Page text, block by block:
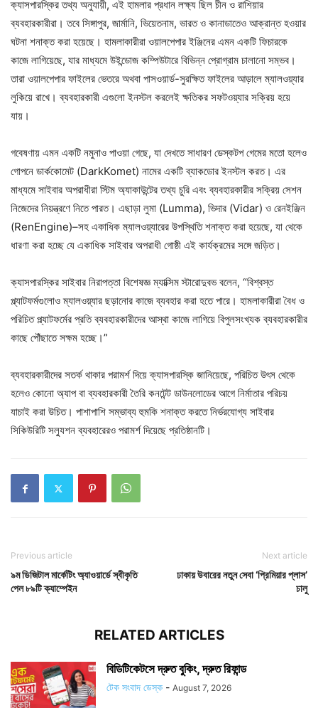
ক্যাসপারস্কির তথ্য অনুযায়ী, এই হামলার প্রধান লক্ষ্য ছিল চীন ও রাশিয়ার
ব্যবহারকারীরা। তবে সিঙ্গাপুর, জার্মানি, ভিয়েতনাম, ভারত ও কানাডাতেও আক্রান্ত হওয়ার
ঘটনা শনাক্ত করা হয়েছে। হামলাকারীরা ওয়ালপেপার ইঞ্জিনের এমন একটি ফিচারকে
কাজে লাগিয়েছে, যার মাধ্যমে উইন্ডোজ কম্পিউটারে বিভিন্ন প্রোগ্রাম চালানো সম্ভব।
তারা ওয়ালপেপার ফাইলের ভেতরে অথবা পাসওয়ার্ড-সুরক্ষিত ফাইলের আড়ালে ম্যালওয়্যার
লুকিয়ে রাখে। ব্যবহারকারী এগুলো ইনস্টল করলেই ক্ষতিকর সফটওয়্যার সক্রিয় হয়ে
যায়।
গবেষণায় এমন একটি নমুনাও পাওয়া গেছে, যা দেখতে সাধারণ ডেস্কটপ গেমের মতো হলেও
গোপনে ডার্ককোমেট (DarkKomet) নামের একটি ব্যাকডোর ইনস্টল করত। এর
মাধ্যমে সাইবার অপরাধীরা স্টিম অ্যাকাউন্টের তথ্য চুরি এবং ব্যবহারকারীর সক্রিয় সেশন
নিজেদের নিয়ন্ত্রণে নিতে পারত। এছাড়া লুমা (Lumma), ভিদার (Vidar) ও রেনইঞ্জিন
(RenEngine)–সহ একাধিক ম্যালওয়্যারের উপস্থিতি শনাক্ত করা হয়েছে, যা থেকে
ধারণা করা হচ্ছে যে একাধিক সাইবার অপরাধী গোষ্ঠী এই কার্যক্রমের সঙ্গে জড়িত।
ক্যাসপারস্কির সাইবার নিরাপত্তা বিশেষজ্ঞ ম্যাক্সিম স্টারোদুবভ বলেন, “বিশ্বস্ত
প্ল্যাটফর্মগুলোও ম্যালওয়্যার ছড়ানোর কাজে ব্যবহার করা হতে পারে। হামলাকারীরা বৈধ ও
পরিচিত প্ল্যাটফর্মের প্রতি ব্যবহারকারীদের আস্থা কাজে লাগিয়ে বিপুলসংখ্যক ব্যবহারকারীর
কাছে পৌঁছাতে সক্ষম হচ্ছে।”
ব্যবহারকারীদের সতর্ক থাকার পরামর্শ দিয়ে ক্যাসপারস্কি জানিয়েছে, পরিচিত উৎস থেকে
হলেও কোনো অ্যাপ বা ব্যবহারকারী তৈরি কনটেন্ট ডাউনলোডের আগে নির্মাতার পরিচয়
যাচাই করা উচিত। পাশাপাশি সম্ভাব্য হুমকি শনাক্ত করতে নির্ভরযোগ্য সাইবার
সিকিউরিটি সল্যুশন ব্যবহারেরও পরামর্শ দিয়েছে প্রতিষ্ঠানটি।
Previous article
৯ম ডিজিটাল মার্কেটিং অ্যাওয়ার্ডে স্বীকৃতি
পেল ৮৯টি ক্যাম্পেইন
Next article
ঢাকায় উবারের নতুন সেবা ‘প্রিমিয়ার প্লাস’
চালু
RELATED ARTICLES
বিডিটিকেটসে দ্রুত বুকিং, দ্রুত রিফান্ড
টেক সংবাদ ডেস্ক - August 7, 2026